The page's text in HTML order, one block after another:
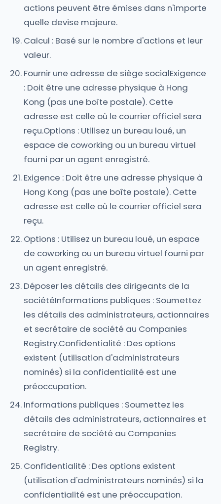
actions peuvent être émises dans n'importe
quelle devise majeure.
Calcul : Basé sur le nombre d'actions et leur
valeur.
Fournir une adresse de siège socialExigence
: Doit être une adresse physique à Hong
Kong (pas une boîte postale). Cette
adresse est celle où le courrier officiel sera
reçu.Options : Utilisez un bureau loué, un
espace de coworking ou un bureau virtuel
fourni par un agent enregistré.
Exigence : Doit être une adresse physique à
Hong Kong (pas une boîte postale). Cette
adresse est celle où le courrier officiel sera
reçu.
Options : Utilisez un bureau loué, un espace
de coworking ou un bureau virtuel fourni par
un agent enregistré.
Déposer les détails des dirigeants de la
sociétéInformations publiques : Soumettez
les détails des administrateurs, actionnaires
et secrétaire de société au Companies
Registry.Confidentialité : Des options
existent (utilisation d'administrateurs
nominés) si la confidentialité est une
préoccupation.
Informations publiques : Soumettez les
détails des administrateurs, actionnaires et
secrétaire de société au Companies
Registry.
Confidentialité : Des options existent
(utilisation d'administrateurs nominés) si la
confidentialité est une préoccupation.